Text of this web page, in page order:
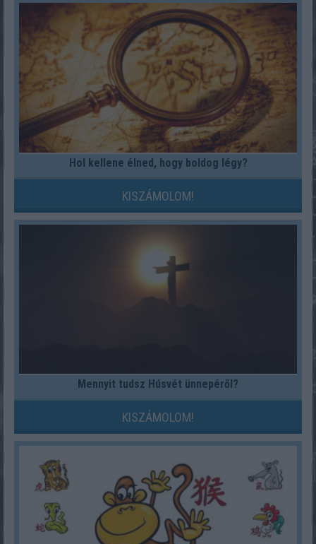
Hol kellene élned, hogy boldog légy?
KISZÁMOLOM!
Mennyit tudsz Húsvét ünnepéről?
KISZÁMOLOM!